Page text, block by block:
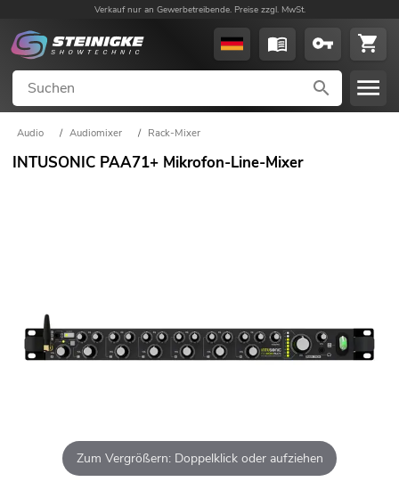
Verkauf nur an Gewerbetreibende. Preise zzgl. MwSt.
Audio / Audiomixer / Rack-Mixer
INTUSONIC PAA71+ Mikrofon-Line-Mixer
Zum Vergrößern: Doppelklick oder aufziehen